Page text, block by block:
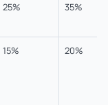
25% 35%
15% 20%